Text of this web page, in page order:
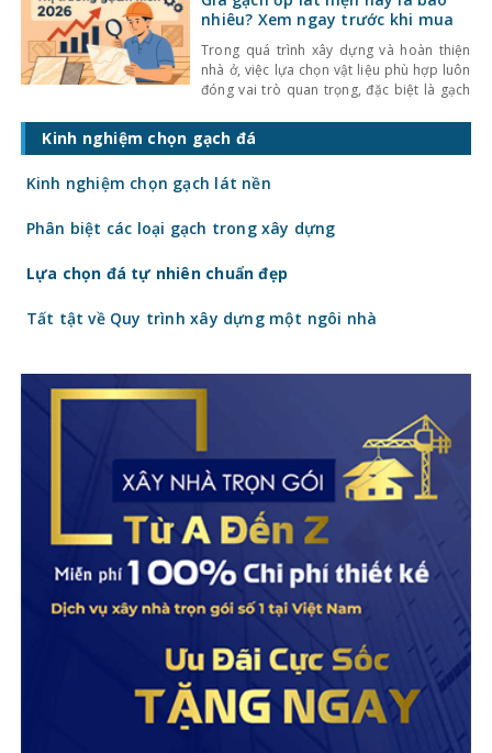
khiến không gian trở nên bí bách và phụ
nhiêu? Xem ngay trước khi mua
Trong quá trình xây dựng và hoàn thiện
nhà ở, việc lựa chọn vật liệu phù hợp luôn
đóng vai trò quan trọng, đặc biệt là gạch
giá gạch ốp lát hiện nay còn quyết định
trực tiếp đến tổng chi phí công trình. Vậy
Kinh nghiệm chọn gạch đá
Kinh nghiệm chọn gạch lát nền
Phân biệt các loại gạch trong xây dựng
Lựa chọn đá tự nhiên chuẩn đẹp
Tất tật về Quy trình xây dựng một ngôi nhà